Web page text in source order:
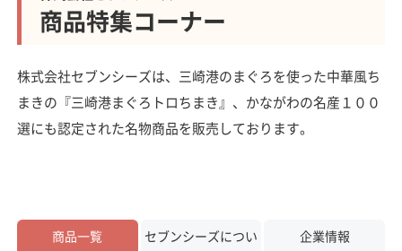
商品特集コーナー
株式会社セブンシーズは、三崎港のまぐろを使った中華風ち
まきの『三崎港まぐろトロちまき』、かながわの名産１００
選にも認定された名物商品を販売しております。
商品一覧
セブンシーズについ
企業情報